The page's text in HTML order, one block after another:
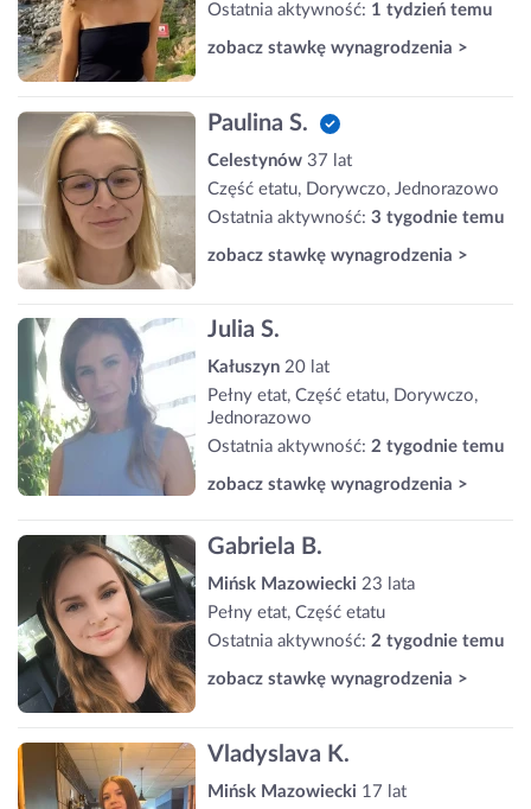
Ostatnia aktywność: 1 tydzień temu
zobacz stawkę wynagrodzenia >
Paulina S.
Celestynów 37 lat
Część etatu, Dorywczo, Jednorazowo
Ostatnia aktywność: 3 tygodnie temu
zobacz stawkę wynagrodzenia >
Julia S.
Kałuszyn 20 lat
Pełny etat, Część etatu, Dorywczo,
Jednorazowo
Ostatnia aktywność: 2 tygodnie temu
zobacz stawkę wynagrodzenia >
Gabriela B.
Mińsk Mazowiecki 23 lata
Pełny etat, Część etatu
Ostatnia aktywność: 2 tygodnie temu
zobacz stawkę wynagrodzenia >
Vladyslava K.
Mińsk Mazowiecki 17 lat